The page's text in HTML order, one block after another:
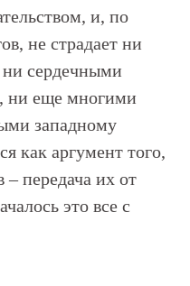
и, по
не страдает ни
сердечными
ни еще многими
западному
как аргумент того,
– передача их от
это все с